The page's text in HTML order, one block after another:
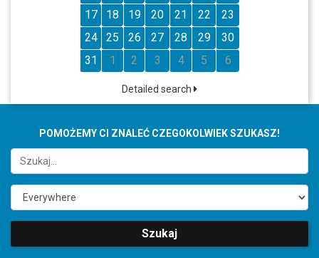
17
18 19 20 21 22
23
24
25 26 27 28 29
30
31
1 2 3 4 5 6
Detailed search
POMOŻEMY CI ZNALEĆ CZEGOKOLWIEK SZUKASZ!
Szukaj